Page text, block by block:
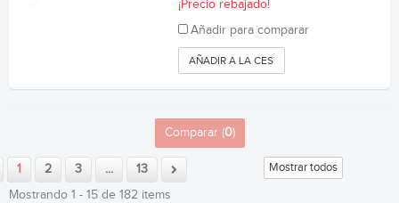
¡Precio rebajado!
Añadir para comparar
AÑADIR A LA CESTA
Comparar (0)
Mostrar todos
1 2 3 ...
13
Mostrando 1 - 15 de 182 items